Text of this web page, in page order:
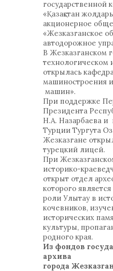
государственной
«Қазақстан
акционерное
«Жезказганское
автодорожное
В Жезказганском
технологическом
открылась
машиностроения
машин».
При поддержке
Президента
Н.А. Назарбаева и
Турции Тургута
Жезказгане
турецкий лицей.
При
историко-
открыт отдел
которого
роли Улытау в
кочевников,
исторических
культуры,
родного края.
Из фондов
архива
города